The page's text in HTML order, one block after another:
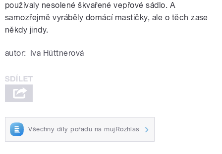
používaly nesolené škvařené vepřové sádlo. A
samozřejmě vyráběly domácí mastičky, ale o těch zase
někdy jindy.
autor: Iva Hüttnerová
Všechny díly pořadu na mujRozhlas